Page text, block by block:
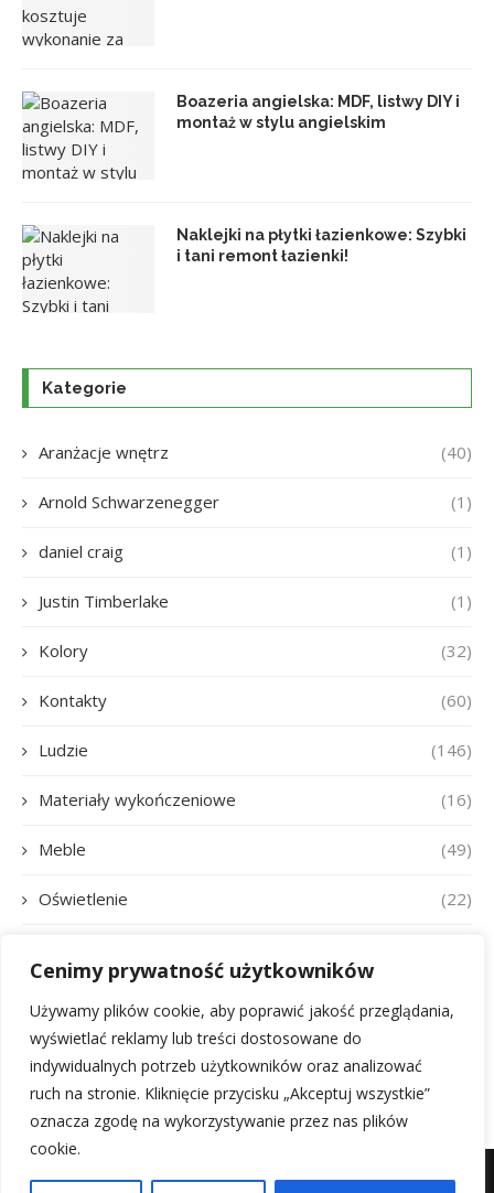
Cenimy prywatność użytkowników
Używamy plików cookie, aby poprawić jakość przeglądania,
wyświetlać reklamy lub treści dostosowane do
indywidualnych potrzeb użytkowników oraz analizować
ruch na stronie. Kliknięcie przycisku „Akceptuj wszystkie”
oznacza zgodę na wykorzystywanie przez nas plików
cookie.
Boazeria angielska: MDF, listwy DIY i
montaż w stylu angielskim
Naklejki na płytki łazienkowe: Szybki
i tani remont łazienki!
Kategorie
Aranżacje wnętrz (40)
Arnold Schwarzenegger (1)
daniel craig (1)
Justin Timberlake (1)
Kolory (32)
Kontakty (60)
Ludzie (146)
Materiały wykończeniowe (16)
Meble (49)
Oświetlenie (22)
Style Wnętrzarskie
Kontakt Mapa witryny O nas Kontakt z nami